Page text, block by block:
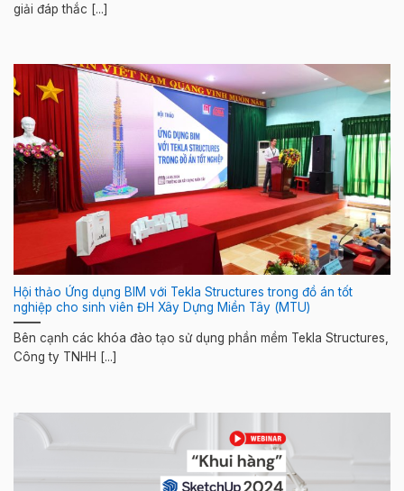
giải đáp thắc [...]
Hội thảo Ứng dụng BIM với Tekla Structures trong đồ án tốt
nghiệp cho sinh viên ĐH Xây Dựng Miền Tây (MTU)
Bên cạnh các khóa đào tạo sử dụng phần mềm Tekla Structures,
Công ty TNHH [...]